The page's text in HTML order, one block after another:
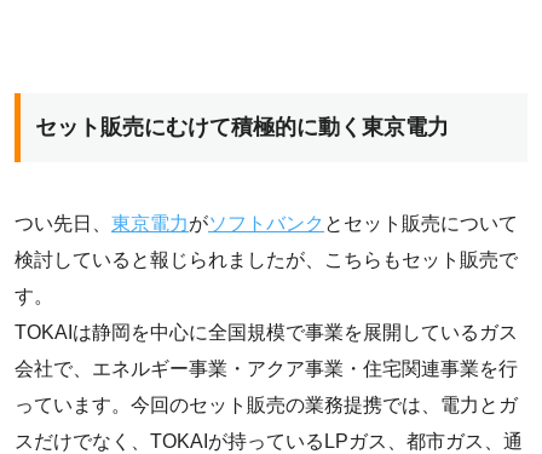
セット販売にむけて積極的に動く東京電力
つい先日、 東京電力がソフトバンク とセット販売について
検討していると報じられましたが、こちらもセット販売で
す。
TOKAIは静岡を中心に全国規模で事業を展開しているガス
会社で、エネルギー事業・アクア事業・住宅関連事業を行
っています。今回のセット販売の業務提携では、電力とガ
スだけでなく、TOKAIが持っているLPガス、都市ガス、通